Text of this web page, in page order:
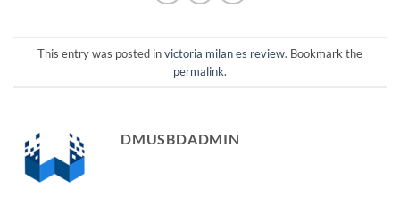
This entry was posted invictoria milan es review. Bookmark the
permalink.
DMUSBDADMIN